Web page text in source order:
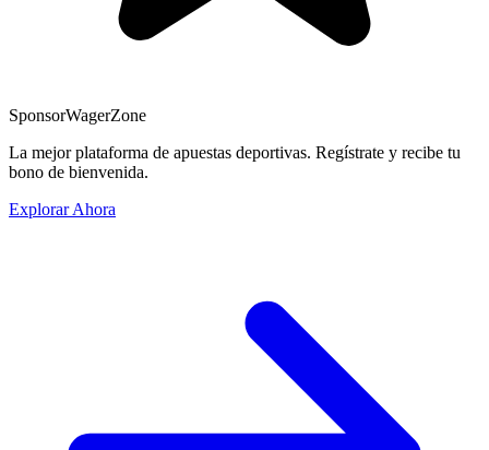
SponsorWagerZone
La mejor plataforma de apuestas deportivas. Regístrate y recibe tu
bono de bienvenida.
Explorar Ahora